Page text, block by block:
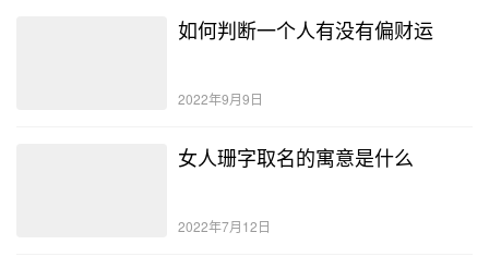
如何判断一个人有没有偏财运
2022年9月9日
女人珊字取名的寓意是什么
2022年7月12日